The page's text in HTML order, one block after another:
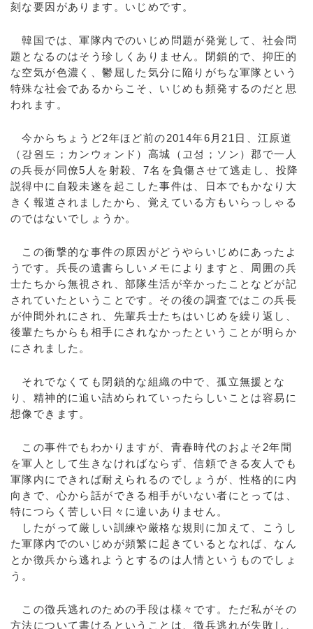
刻な要因があります。いじめです。
韓国では、軍隊内でのいじめ問題が発覚して、社会問
題となるのはそう珍しくありません。閉鎖的で、抑圧的
な空気が色濃く、鬱屈した気分に陥りがちな軍隊という
特殊な社会であるからこそ、いじめも頻発するのだと思
われます。
今からちょうど2年ほど前の2014年6月21日、江原道
（강원도；カンウォンド）高城（고성；ソン）郡で一人
の兵長が同僚5人を射殺、7名を負傷させて逃走し、投降
説得中に自殺未遂を起こした事件は、日本でもかなり大
きく報道されましたから、覚えている方もいらっしゃる
のではないでしょうか。
この衝撃的な事件の原因がどうやらいじめにあったよ
うです。兵長の遺書らしいメモによりますと、周囲の兵
士たちから無視され、部隊生活が辛かったことなどが記
されていたということです。その後の調査ではこの兵長
が仲間外れにされ、先輩兵士たちはいじめを繰り返し、
後輩たちからも相手にされなかったということが明らか
にされました。
それでなくても閉鎖的な組織の中で、孤立無援とな
り、精神的に追い詰められていったらしいことは容易に
想像できます。
この事件でもわかりますが、青春時代のおよそ2年間
を軍人として生きなければならず、信頼できる友人でも
軍隊内にできれば耐えられるのでしょうが、性格的に内
向きで、心から話ができる相手がいない者にとっては、
特につらく苦しい日々に違いありません。
したがって厳しい訓練や厳格な規則に加えて、こうし
た軍隊内でのいじめが頻繁に起きているとなれば、なん
とか徴兵から逃れようとするのは人情というものでしょ
う。
この徴兵逃れのための手段は様々です。ただ私がその
方法について書けるということは、徴兵逃れが失敗し、